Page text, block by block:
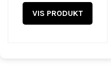
VIS PRODUKT